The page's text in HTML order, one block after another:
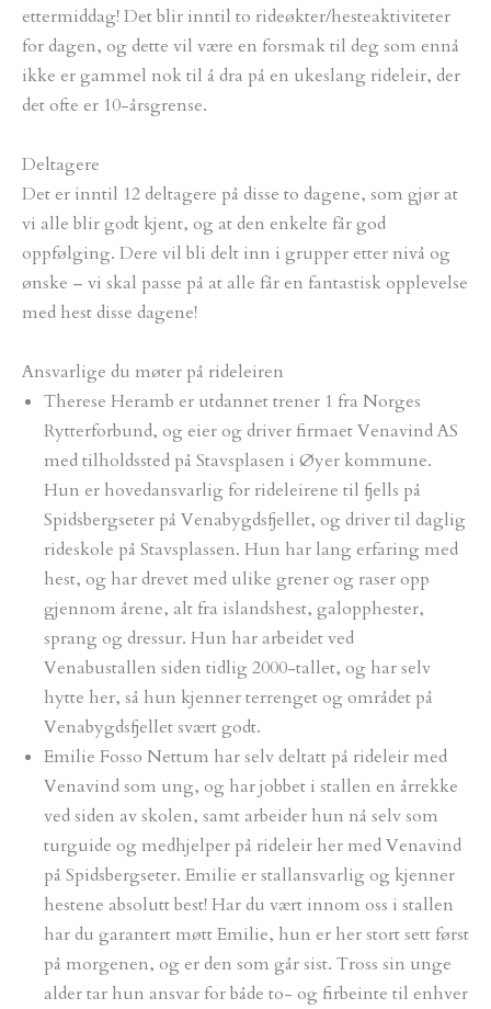
ettermiddag! Det blir inntil to rideøkter/hesteaktiviteter
for dagen, og dette vil være en forsmak til deg som ennå
ikke er gammel nok til å dra på en ukeslang rideleir, der
det ofte er 10-årsgrense.
Deltagere
Det er inntil 12 deltagere på disse to dagene, som gjør at
vi alle blir godt kjent, og at den enkelte får god
oppfølging. Dere vil bli delt inn i grupper etter nivå og
ønske – vi skal passe på at alle får en fantastisk opplevelse
med hest disse dagene!
Ansvarlige du møter på rideleiren
Therese Heramb er utdannet trener 1 fra Norges
Rytterforbund, og eier og driver firmaet Venavind AS
med tilholdssted på Stavsplasen i Øyer kommune.
Hun er hovedansvarlig for rideleirene til fjells på
Spidsbergseter på Venabygdsfjellet, og driver til daglig
rideskole på Stavsplassen. Hun har lang erfaring med
hest, og har drevet med ulike grener og raser opp
gjennom årene, alt fra islandshest, galopphester,
sprang og dressur. Hun har arbeidet ved
Venabustallen siden tidlig 2000-tallet, og har selv
hytte her, så hun kjenner terrenget og området på
Venabygdsfjellet svært godt.
Emilie Fosso Nettum har selv deltatt på rideleir med
Venavind som ung, og har jobbet i stallen en årrekke
ved siden av skolen, samt arbeider hun nå selv som
turguide og medhjelper på rideleir her med Venavind
på Spidsbergseter. Emilie er stallansvarlig og kjenner
hestene absolutt best! Har du vært innom oss i stallen
har du garantert møtt Emilie, hun er her stort sett først
på morgenen, og er den som går sist. Tross sin unge
alder tar hun ansvar for både to- og firbeinte til enhver